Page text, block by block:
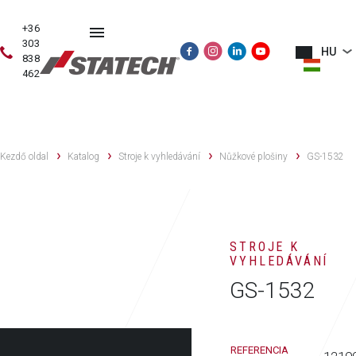
+36
303
838
462
HU
Kezdő oldal Katalog Stroje k vyhledávání Nůžkové plošiny GS-1532
STROJE K
VYHLEDÁVÁNÍ
GS-1532
REFERENCIA